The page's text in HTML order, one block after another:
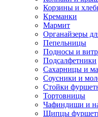
Корзины и
Креманки
Мармит
Органайзеры
Пепельницы
Подносы и
Подсалфетники
Сахарницы и
Соусники и
Стойки
Тортовницы
Чафиндиши и
Щипцы